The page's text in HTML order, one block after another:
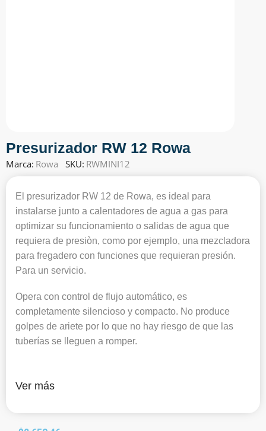
Presurizador RW 12 Rowa
Marca: Rowa SKU: RWMINI12
El presurizador RW 12 de Rowa, es ideal para
instalarse junto a calentadores de agua a gas para
optimizar su funcionamiento o salidas de agua que
requiera de presiòn, como por ejemplo, una mezcladora
para fregadero con funciones que requieran presión.
Para un servicio.
Opera con control de flujo automático, es
completamente silencioso y compacto. No produce
golpes de ariete por lo que no hay riesgo de que las
tuberías se lleguen a romper.
Ver más